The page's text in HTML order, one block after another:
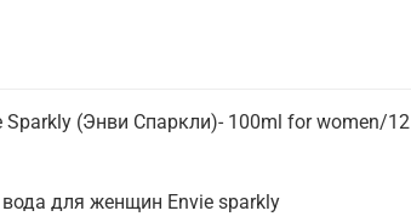
Sparkly (Энви Спаркли)- 100ml for women/12
вода для женщин Envie sparkly